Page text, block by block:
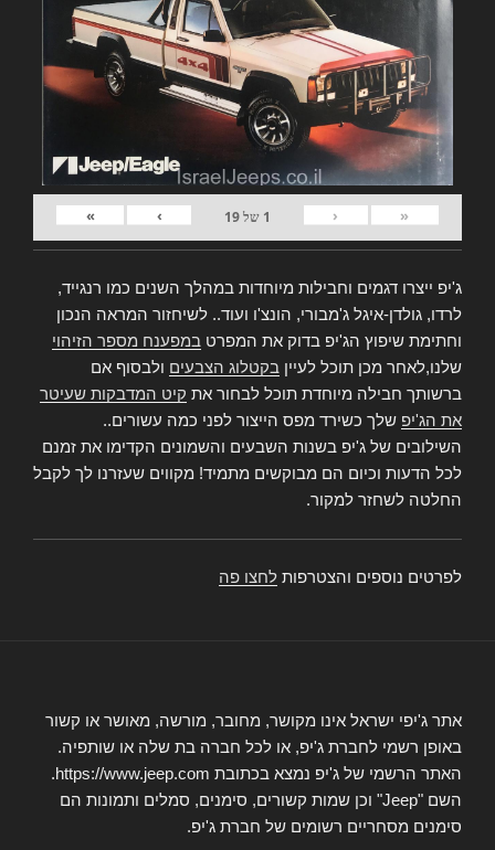
«
‹
1 של19
›
»
ג'יפ ייצרו דגמים וחבילות מיוחדות במהלך השנים כמו רנגייד,
לרדו, גולדן-איגל ג'מבורי, הונצ'ו ועוד.. לשיחזור המראה הנכון
וחתימת שיפוץ הג'יפ בדוק את המפרט במפענח מספר הזיהוי
שלנו,לאחר מכן תוכל לעיין בקטלוג הצבעים ולבסוף אם
ברשותך חבילה מיוחדת תוכל לבחור את קיט המדבקות שעיטר
את הג'יפ שלך כשירד מפס הייצור לפני כמה עשורים..
השילובים של ג'יפ בשנות השבעים והשמונים הקדימו את זמנם
לכל הדעות וכיום הם מבוקשים מתמיד! מקווים שעזרנו לך לקבל
החלטה לשחזר למקור.
לפרטים נוספים והצטרפות לחצו פה
אתר ג'יפי ישראל אינו מקושר, מחובר, מורשה, מאושר או קשור
באופן רשמי לחברת ג'יפ, או לכל חברה בת שלה או שותפיה.
האתר הרשמי של ג'יפ נמצא בכתובת https://www.jeep.com.
השם "Jeep" וכן שמות קשורים, סימנים, סמלים ותמונות הם
סימנים מסחריים רשומים של חברת ג'יפ.